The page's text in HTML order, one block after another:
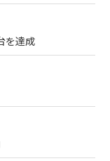
を達成